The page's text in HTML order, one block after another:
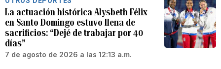
La actuación histórica Alysbeth Félix
en Santo Domingo estuvo llena de
sacrificios: “Dejé de trabajar por 40
días”
7 de agosto de 2026 a las 12:13 a.m.